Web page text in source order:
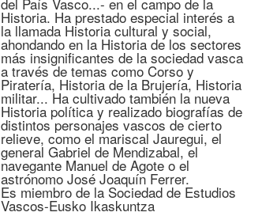
Historia. Ha prestado especial interés a
la llamada Historia cultural y social,
ahondando en la Historia de los sectores
más insignificantes de la sociedad vasca
a través de temas como Corso y
Piratería, Historia de la Brujería, Historia
militar... Ha cultivado también la nueva
Historia política y realizado biografías de
distintos personajes vascos de cierto
relieve, como el mariscal Jauregui, el
general Gabriel de Mendizabal, el
navegante Manuel de Agote o el
astrónomo José Joaquín Ferrer.
Es miembro de la Sociedad de Estudios
Vascos-Eusko Ikaskuntza